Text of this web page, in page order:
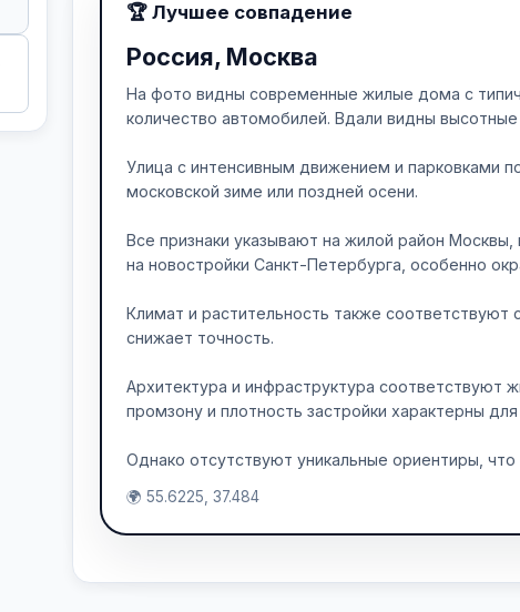
🏆 Лучшее совпадение
Россия, Москва
На фото видны современные жилые дома с
количество автомобилей. Вдали видны
Улица с интенсивным движением и парковками
московской зиме или поздней осени.
Все признаки указывают на жилой район
на новостройки Санкт-Петербурга, особенно
Климат и растительность также
снижает точность.
Архитектура и инфраструктура соответствуют
промзону и плотность застройки характерны
Однако отсутствуют уникальные ориентиры, что
🌍 55.6225, 37.484